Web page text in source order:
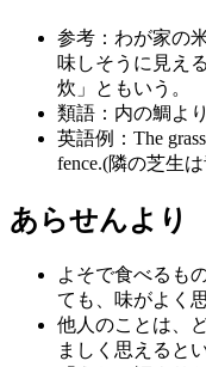
参考：わが家の
味しそうに見え
炊」ともいう。
類語：内の鯛よ
英語例：The
fence.(隣の芝生
あらせんより
よそで食べるも
ても、味がよく
他人のことは、
ましく思えると